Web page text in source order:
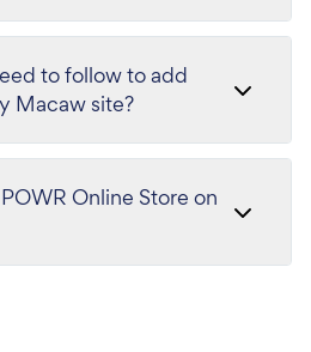
to follow to add
Macaw site?
Online Store on